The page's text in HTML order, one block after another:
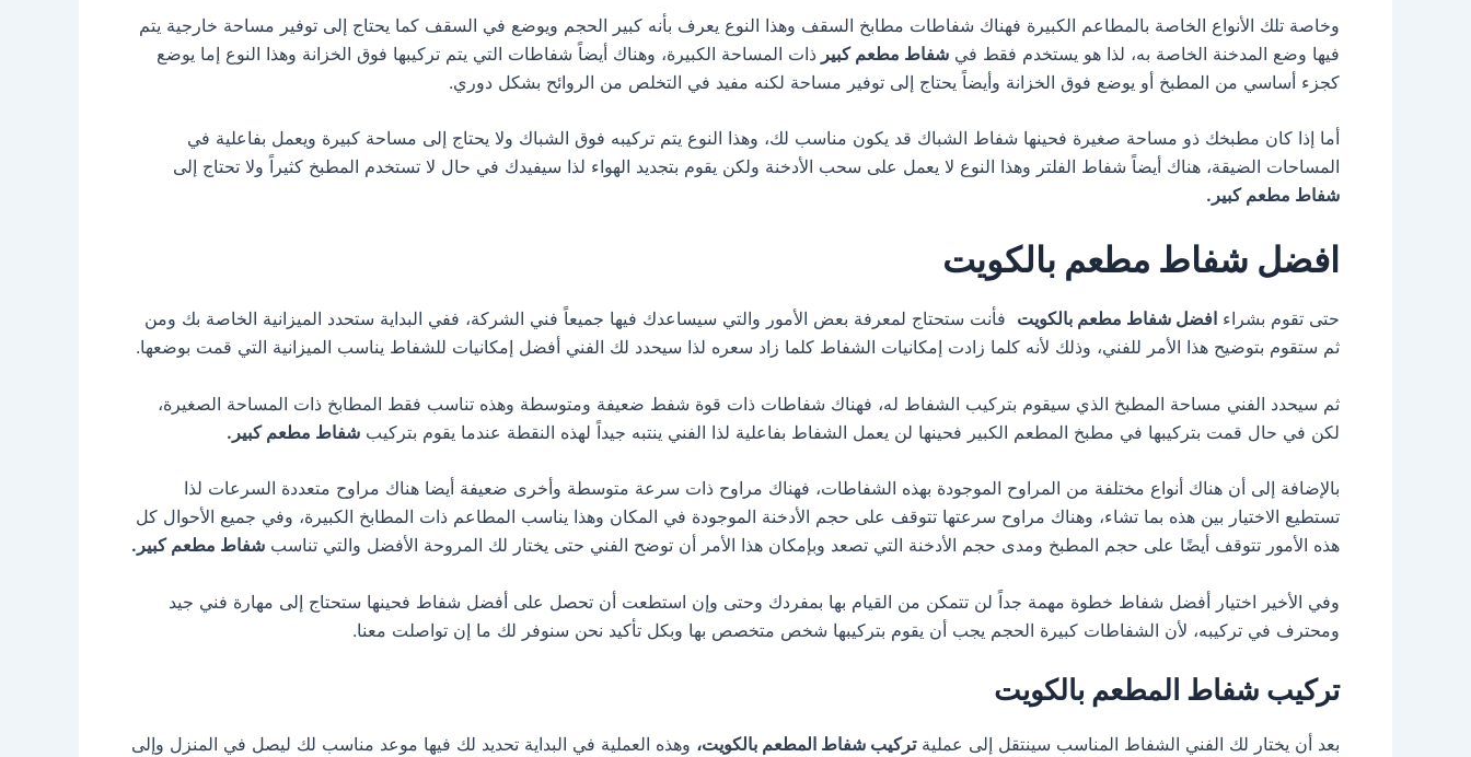
وخاصة تلك الأنواع الخاصة بالمطاعم الكبيرة فهناك شفاطات مطابخ السقف وهذا النوع يعرف بأنه كبير الحجم ويوضع في السقف كما يحتاج إلى توفير مساحة خارجية يتم
فيها وضع المدخنة الخاصة به، لذا هو يستخدم فقط في شفاط مطعم كبير ذات المساحة الكبيرة، وهناك أيضاً شفاطات التي يتم تركيبها فوق الخزانة وهذا النوع إما يوضع
كجزء أساسي من المطبخ أو يوضع فوق الخزانة وأيضاً يحتاج إلى توفير مساحة لكنه مفيد في التخلص من الروائح بشكل دوري.
أما إذا كان مطبخك ذو مساحة صغيرة فحينها شفاط الشباك قد يكون مناسب لك، وهذا النوع يتم تركيبه فوق الشباك ولا يحتاج إلى مساحة كبيرة ويعمل بفاعلية في
المساحات الضيقة، هناك أيضاً شفاط الفلتر وهذا النوع لا يعمل على سحب الأدخنة ولكن يقوم بتجديد الهواء لذا سيفيدك في حال لا تستخدم المطبخ كثيراً ولا تحتاج إلى
شفاط مطعم كبير.
افضل شفاط مطعم بالكويت
حتى تقوم بشراء افضل شفاط مطعم بالكويت فأنت ستحتاج لمعرفة بعض الأمور والتي سيساعدك فيها جميعاً فني الشركة، ففي البداية ستحدد الميزانية الخاصة بك ومن
ثم ستقوم بتوضيح هذا الأمر للفني، وذلك لأنه كلما زادت إمكانيات الشفاط كلما زاد سعره لذا سيحدد لك الفني أفضل إمكانيات للشفاط يناسب الميزانية التي قمت بوضعها.
ثم سيحدد الفني مساحة المطبخ الذي سيقوم بتركيب الشفاط له، فهناك شفاطات ذات قوة شفط ضعيفة ومتوسطة وهذه تناسب فقط المطابخ ذات المساحة الصغيرة،
لكن في حال قمت بتركيبها في مطبخ المطعم الكبير فحينها لن يعمل الشفاط بفاعلية لذا الفني ينتبه جيداً لهذه النقطة عندما يقوم بتركيب شفاط مطعم كبير.
بالإضافة إلى أن هناك أنواع مختلفة من المراوح الموجودة بهذه الشفاطات، فهناك مراوح ذات سرعة متوسطة وأخرى ضعيفة أيضا هناك مراوح متعددة السرعات لذا
تستطيع الاختيار بين هذه بما تشاء، وهناك مراوح سرعتها تتوقف على حجم الأدخنة الموجودة في المكان وهذا يناسب المطاعم ذات المطابخ الكبيرة، وفي جميع الأحوال كل
هذه الأمور تتوقف أيضًا على حجم المطبخ ومدى حجم الأدخنة التي تصعد وبإمكان هذا الأمر أن توضح الفني حتى يختار لك المروحة الأفضل والتي تناسب شفاط مطعم كبير.
وفي الأخير اختيار أفضل شفاط خطوة مهمة جداً لن تتمكن من القيام بها بمفردك وحتى وإن استطعت أن تحصل على أفضل شفاط فحينها ستحتاج إلى مهارة فني جيد
ومحترف في تركيبه، لأن الشفاطات كبيرة الحجم يجب أن يقوم بتركيبها شخص متخصص بها وبكل تأكيد نحن سنوفر لك ما إن تواصلت معنا.
تركيب شفاط المطعم بالكويت
بعد أن يختار لك الفني الشفاط المناسب سينتقل إلى عمليةتركيب شفاط المطعم بالكويت، وهذه العملية في البداية تحديد لك فيها موعد مناسب لك ليصل في المنزل وإلى